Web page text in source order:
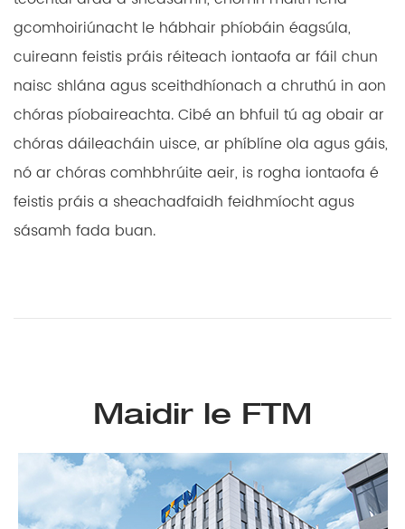
gcomhoiriúnacht le hábhair phíobáin éagsúla,
cuireann feistis práis réiteach iontaofa ar fáil chun
naisc shlána agus sceithdhíonach a chruthú in aon
chóras píobaireachta. Cibé an bhfuil tú ag obair ar
chóras dáileacháin uisce, ar phíblíne ola agus gáis,
nó ar chóras comhbhrúite aeir, is rogha iontaofa é
feistis práis a sheachadfaidh feidhmíocht agus
sásamh fada buan.
Maidir le FTM